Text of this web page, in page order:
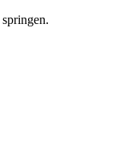
springen.